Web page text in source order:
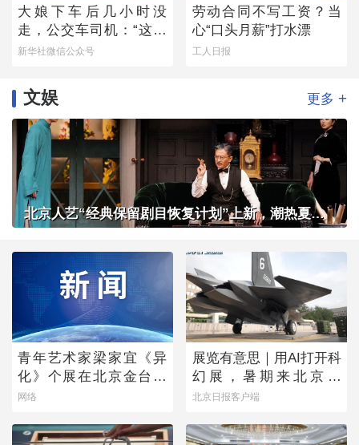
大娘下车后几小时没
走，公交车司机：“这不
对劲！”
新华社微信公众号
劳动合同不写工资？当
心“口头月薪”打水漂
工人日报
文娱 更多 +
北京人艺“经典保留剧目恢复计划”上新，潮热夏夜下起一场“雷雨”
青年艺术家梁家宜《异
化》个展在北京金台艺
术馆启幕：以先锋艺术
成”的时代命题
网络
展览有意思｜用AI打开科
幻展，暑期来北京体
验“南天门计划”科幻装备
北京日报客户端